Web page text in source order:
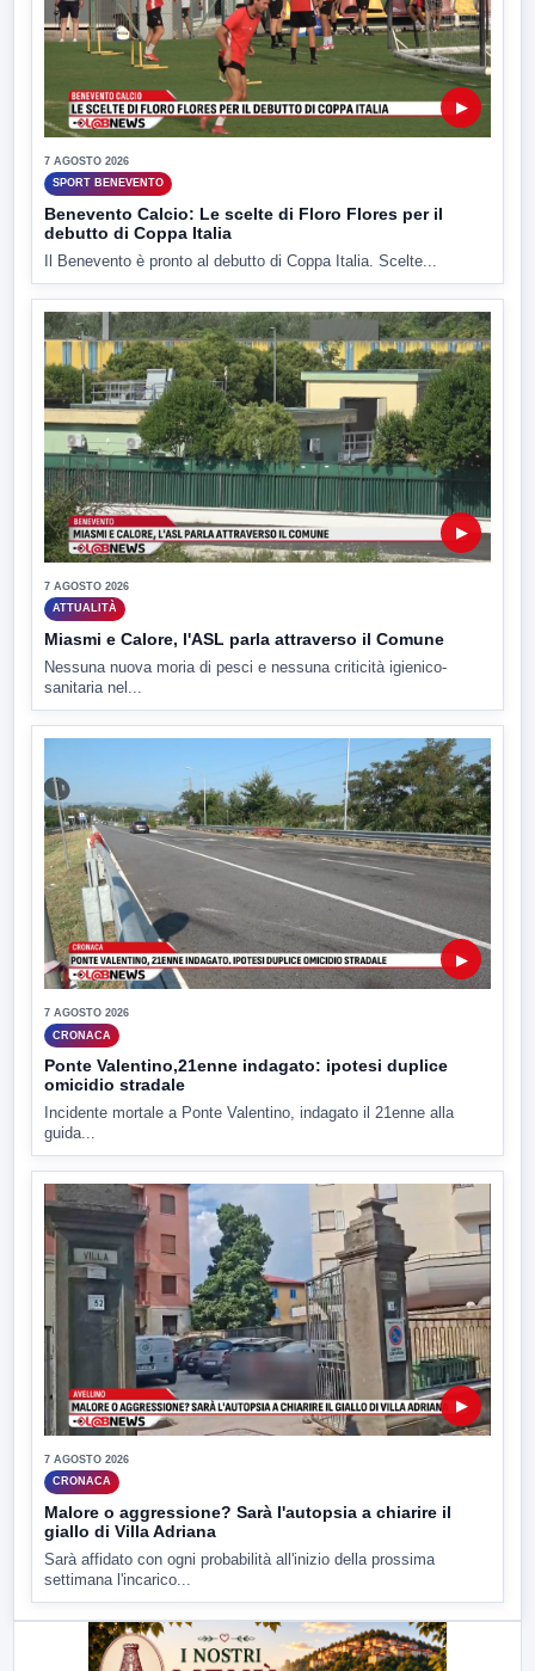
▶
7 AGOSTO 2026
SPORT BENEVENTO
Benevento Calcio: Le scelte di Floro Flores per il
debutto di Coppa Italia
Il Benevento è pronto al debutto di Coppa Italia. Scelte...
▶
7 AGOSTO 2026
ATTUALITÀ
Miasmi e Calore, l'ASL parla attraverso il Comune
Nessuna nuova moria di pesci e nessuna criticità igienico-
sanitaria nel...
▶
7 AGOSTO 2026
CRONACA
Ponte Valentino,21enne indagato: ipotesi duplice
omicidio stradale
Incidente mortale a Ponte Valentino, indagato il 21enne alla
guida...
▶
7 AGOSTO 2026
CRONACA
Malore o aggressione? Sarà l'autopsia a chiarire il
giallo di Villa Adriana
Sarà affidato con ogni probabilità all'inizio della prossima
settimana l'incarico...